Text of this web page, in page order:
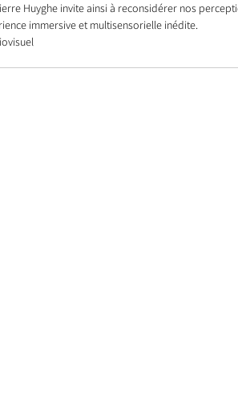
Huyghe invite ainsi à reconsidérer nos
immersive et multisensorielle inédite.